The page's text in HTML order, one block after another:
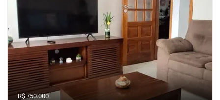
R$ 750.000